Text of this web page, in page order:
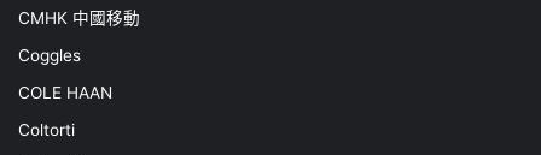
CMHK 中國移動
Coggles
COLE HAAN
Coltorti